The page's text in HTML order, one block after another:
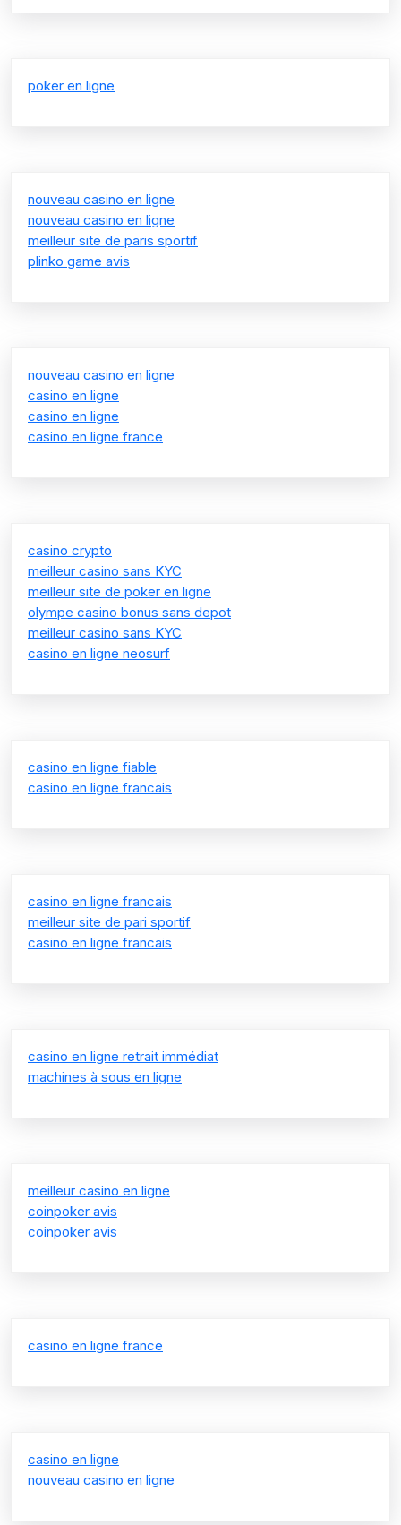
poker en ligne
nouveau casino en ligne
nouveau casino en ligne
meilleur site de paris sportif
plinko game avis
nouveau casino en ligne
casino en ligne
casino en ligne
casino en ligne france
casino crypto
meilleur casino sans KYC
meilleur site de poker en ligne
olympe casino bonus sans depot
meilleur casino sans KYC
casino en ligne neosurf
casino en ligne fiable
casino en ligne francais
casino en ligne francais
meilleur site de pari sportif
casino en ligne francais
casino en ligne retrait immédiat
machines à sous en ligne
meilleur casino en ligne
coinpoker avis
coinpoker avis
casino en ligne france
casino en ligne
nouveau casino en ligne